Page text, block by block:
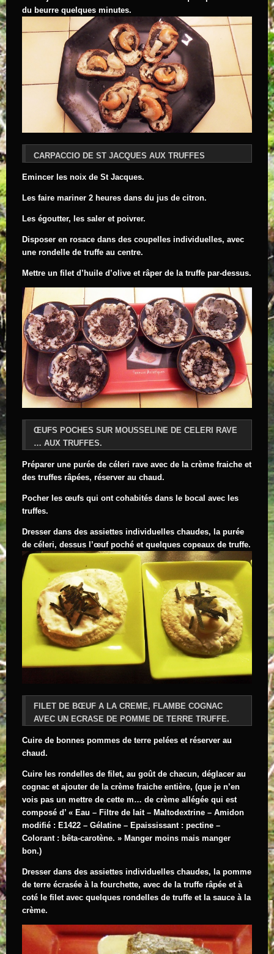
du beurre quelques minutes.
CARPACCIO DE ST JACQUES AUX TRUFFES
Emincer les noix de St Jacques.
Les faire mariner 2 heures dans du jus de citron.
Les égoutter, les saler et poivrer.
Disposer en rosace dans des coupelles individuelles, avec
une rondelle de truffe au centre.
Mettre un filet d’huile d’olive et râper de la truffe par-dessus.
ŒUFS POCHES SUR MOUSSELINE DE CELERI RAVE
… AUX TRUFFES.
Préparer une purée de céleri rave avec de la crème fraiche et
des truffes râpées, réserver au chaud.
Pocher les œufs qui ont cohabités dans le bocal avec les
truffes.
Dresser dans des assiettes individuelles chaudes, la purée
de céleri, dessus l’œuf poché et quelques copeaux de truffe.
FILET DE BŒUF A LA CREME, FLAMBE COGNAC
AVEC UN ECRASE DE POMME DE TERRE TRUFFE.
Cuire de bonnes pommes de terre pelées et réserver au
chaud.
Cuire les rondelles de filet, au goût de chacun, déglacer au
cognac et ajouter de la crème fraiche entière, (que je n’en
vois pas un mettre de cette m… de crème allégée qui est
composé d’ « Eau – Filtre de lait – Maltodextrine – Amidon
modifié : E1422 – Gélatine – Epaississant : pectine –
Colorant : bêta-carotène. » Manger moins mais manger
bon.)
Dresser dans des assiettes individuelles chaudes, la pomme
de terre écrasée à la fourchette, avec de la truffe râpée et à
coté le filet avec quelques rondelles de truffe et la sauce à la
crème.